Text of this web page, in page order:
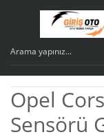
Opel
Sensörü